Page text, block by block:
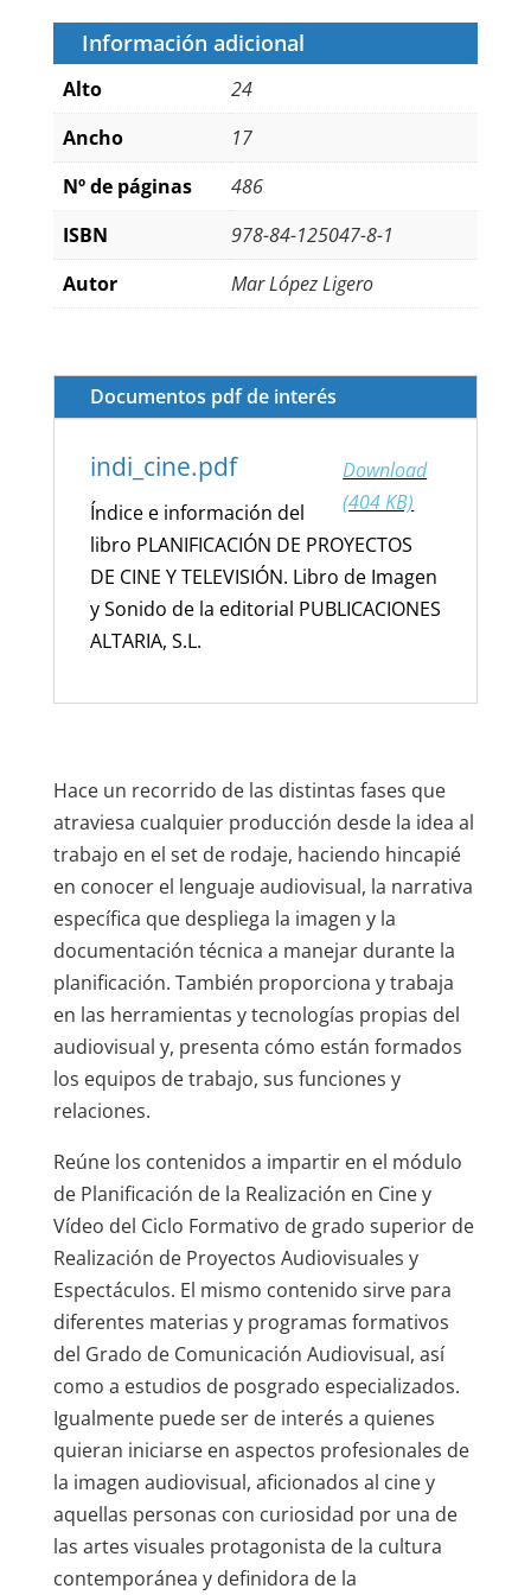
Información adicional
Alto
24
Ancho
17
Nº de páginas
486
ISBN
978-84-125047-8-1
Autor
Mar López Ligero
Documentos pdf de interés
indi_cine.pdf
Download
(404 KB)
Índice e información del
libro PLANIFICACIÓN DE PROYECTOS
DE CINE Y TELEVISIÓN. Libro de Imagen
y Sonido de la editorial PUBLICACIONES
ALTARIA, S.L.
Hace un recorrido de las distintas fases que
atraviesa cualquier producción desde la idea al
trabajo en el set de rodaje, haciendo hincapié
en conocer el lenguaje audiovisual, la narrativa
específica que despliega la imagen y la
documentación técnica a manejar durante la
planificación. También proporciona y trabaja
en las herramientas y tecnologías propias del
audiovisual y, presenta cómo están formados
los equipos de trabajo, sus funciones y
relaciones.
Reúne los contenidos a impartir en el módulo
de Planificación de la Realización en Cine y
Vídeo del Ciclo Formativo de grado superior de
Realización de Proyectos Audiovisuales y
Espectáculos. El mismo contenido sirve para
diferentes materias y programas formativos
del Grado de Comunicación Audiovisual, así
como a estudios de posgrado especializados.
Igualmente puede ser de interés a quienes
quieran iniciarse en aspectos profesionales de
la imagen audiovisual, aficionados al cine y
aquellas personas con curiosidad por una de
las artes visuales protagonista de la cultura
contemporánea y definidora de la